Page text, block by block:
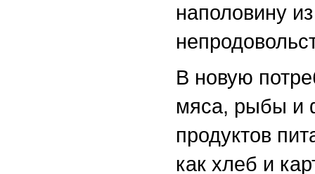
наполовину
В новую
мяса, рыбы и
продуктов
как хлеб и